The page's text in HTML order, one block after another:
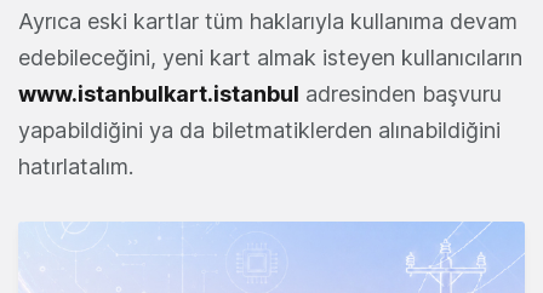
Ayrıca eski kartlar tüm haklarıyla kullanıma devam
edebileceğini, yeni kart almak isteyen kullanıcıların
www.istanbulkart.istanbul adresinden başvuru
yapabildiğini ya da biletmatiklerden alınabildiğini
hatırlatalım.